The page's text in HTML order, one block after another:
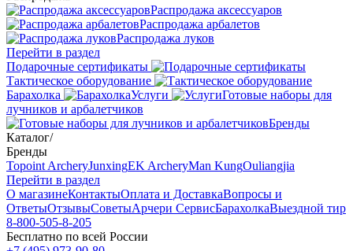
Распродажа аксессуаров
Распродажа арбалетов
Распродажа луков
Перейти в раздел
Подарочные сертификаты
Тактическое оборудование
Барахолка
Услуги
Готовые наборы для
лучников и арбалетчиков
Бренды
Каталог/
Бренды
Topoint ArcheryJunxingEK ArcheryMan KungOuliangjia
Перейти в раздел
О магазинеКонтактыОплата и ДоставкаВопросы и
ОтветыОтзывыСоветыАрчери СервисБарахолкаВыездной тир
8-800-505-8-205
Бесплатно по всей России